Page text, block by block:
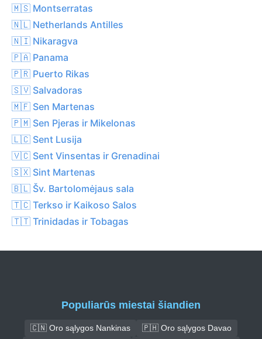
🇲🇸 Montserratas
🇳🇱 Netherlands Antilles
🇳🇮 Nikaragva
🇵🇦 Panama
🇵🇷 Puerto Rikas
🇸🇻 Salvadoras
🇲🇫 Sen Martenas
🇵🇲 Sen Pjeras ir Mikelonas
🇱🇨 Sent Lusija
🇻🇨 Sent Vinsentas ir Grenadinai
🇸🇽 Sint Martenas
🇧🇱 Šv. Bartolomėjaus sala
🇹🇨 Terkso ir Kaikoso Salos
🇹🇹 Trinidadas ir Tobagas
Populiarūs miestai šiandien
🇨🇳 Oro sąlygos Nankinas
🇵🇭 Oro sąlygos Davao